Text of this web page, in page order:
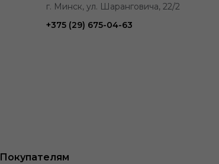
г. Минск, ул. Шаранговича, 22/2
+375 (29) 675-04-63
Покупателям